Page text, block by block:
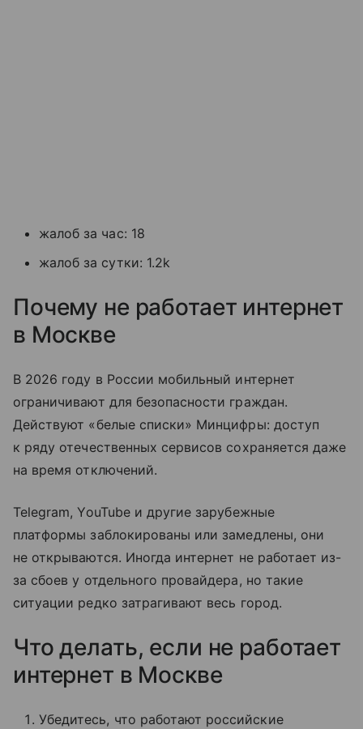
жалоб за час: 18
жалоб за сутки: 1.2k
Почему не работает интернет
в Москве
В 2026 году в России мобильный интернет
ограничивают для безопасности граждан.
Действуют «белые списки» Минцифры: доступ
к ряду отечественных сервисов сохраняется даже
на время отключений.
Telegram, YouTube и другие зарубежные
платформы заблокированы или замедлены, они
не открываются. Иногда интернет не работает из-
за сбоев у отдельного провайдера, но такие
ситуации редко затрагивают весь город.
Что делать, если не работает
интернет в Москве
Убедитесь, что работают российские